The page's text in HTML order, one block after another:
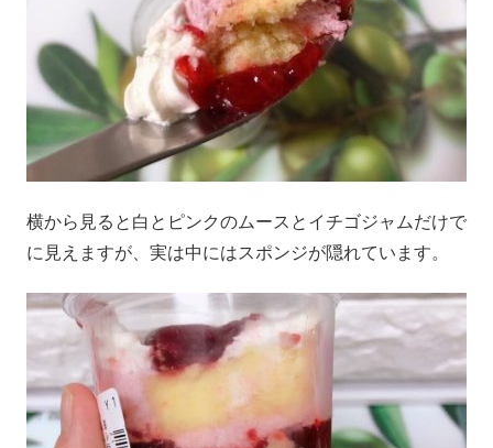
横から見ると白とピンクのムースとイチゴジャムだけで
に見えますが、実は中にはスポンジが隠れています。